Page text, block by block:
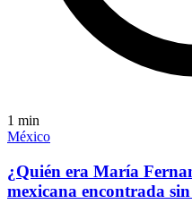
1 min
México
¿Quién era María
mexicana encontrada